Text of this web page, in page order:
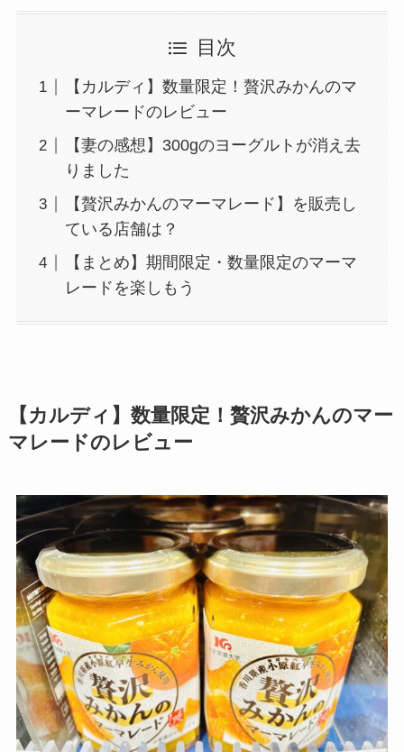
目次
【カルディ】数量限定！贅沢みかんのマ
ーマレードのレビュー
【妻の感想】300gのヨーグルトが消え去
りました
【贅沢みかんのマーマレード】を販売し
ている店舗は？
【まとめ】期間限定・数量限定のマーマ
レードを楽しもう
【カルディ】数量限定！贅沢みかんのマー
マレードのレビュー